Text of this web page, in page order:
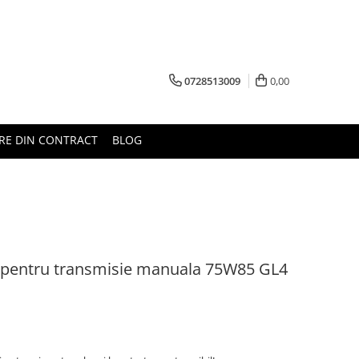
0728513009 0,00
DIN CONTRACT BLOG
transmisie manuala 75W85 GL4